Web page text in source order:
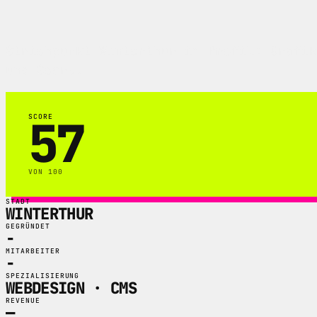
SCORE
57
VON 100
STADT
WINTERTHUR
GEGRÜNDET
-
MITARBEITER
-
SPEZIALISIERUNG
WEBDESIGN · CMS
REVENUE
—